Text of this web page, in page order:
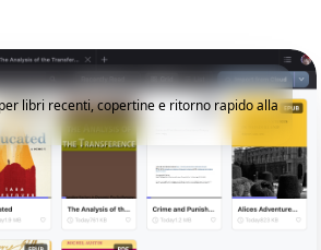
libri recenti, copertine e ritorno rapido alla